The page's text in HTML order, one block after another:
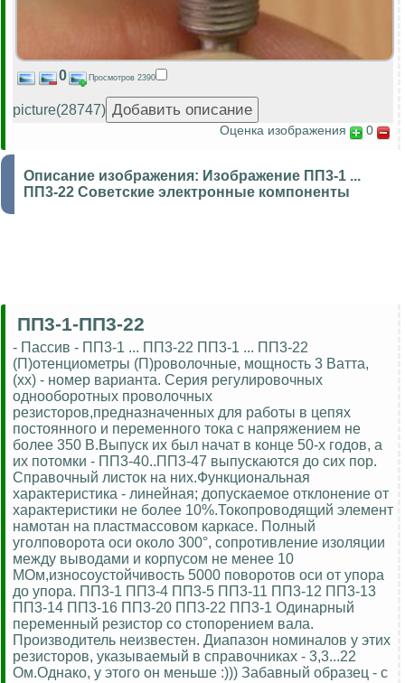
0 Просмотров 2390
picture(28747)
Оценка изображения 0
Описание изображения: Изображение ПП3-1 ...
ПП3-22 Советские электронные компоненты
ПП3-1-ПП3-22
- Пассив - ПП3-1 ... ПП3-22 ПП3-1 ... ПП3-22
(П)отенциометры (П)роволочные, мощность 3 Ватта,
(хх) - номер варианта. Серия регулировочных
однооборотных проволочных
резисторов,предназначенных для работы в цепях
постоянного и переменного тока с напряжением не
более 350 В.Выпуск их был начат в конце 50-х годов, а
их потомки - ПП3-40..ПП3-47 выпускаются до сих пор.
Справочный листок на них.Функциональная
характеристика - линейная; допускаемое отклонение от
характеристики не более 10%.Токопроводящий элемент
намотан на пластмассовом каркасе. Полный
уголповорота оси около 300°, сопротивление изоляции
между выводами и корпусом не менее 10
МОм,износоустойчивость 5000 поворотов оси от упора
до упора. ПП3-1 ПП3-4 ПП3-5 ПП3-11 ПП3-12 ПП3-13
ПП3-14 ПП3-16 ПП3-20 ПП3-22 ПП3-1 Одинарный
переменный резистор со стопорением вала.
Производитель неизвестен. Диапазон номиналов у этих
резисторов, указываемый в справочниках - 3,3...22
Ом.Однако, у этого он меньше :))) Забавный образец - с